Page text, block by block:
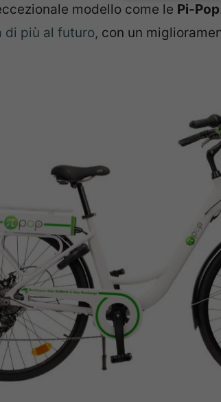
modello come le Pi-Pop
di più al futuro, con un